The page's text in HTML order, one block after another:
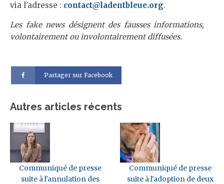
via l’adresse : contact@ladentbleue.org.
Les fake news désignent des fausses informations,
volontairement ou involontairement diffusées.
Partager sur Facebook
Autres articles récents
Communiqué de presse
suite à l'annulation des
Communiqué de presse
suite à l'adoption de deux